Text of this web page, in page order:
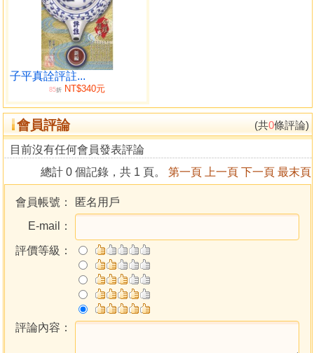
食神格命例 109
傷官格 111
傷官格命例 111
正印格 116
正印格命例 116
偏印格 120
偏印格命例 121
祿刃格局 124
陽刃格命例 126
建祿月劫格命例 141
特別格局導論 151
從強格的意義 154
從強格的條件及行運 155
從強格解說例 156
專旺格的意義 164
專旺格的條件 164
專旺格的意涵 166
專旺格之行運 168
專旺格之分類 169
子平真詮評註...
85折 NT$340元
會員評論 (共0條評論)
目前沒有任何會員發表評論
總計 0 個記錄，共 1 頁。 第一頁 上一頁 下一頁 最末頁
會員帳號：
匿名用戶
E-mail：
評價等級：
評論內容：